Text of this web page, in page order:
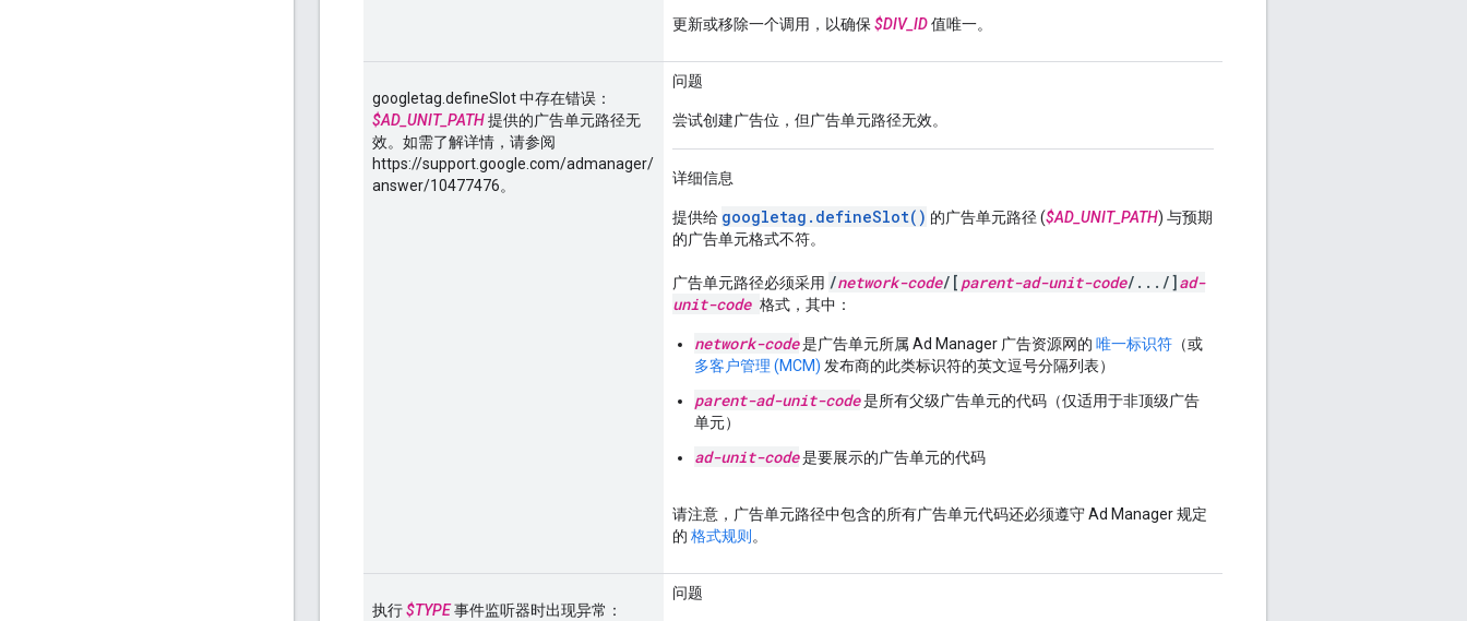
更新或移除一个调用，以确保 $DIV_ID值唯一。
googletag.defineSlot 中存在错误：
$AD_UNIT_PATH提供的广告单元路径无
效。如需了解详情，请参阅
https://support.google.com/admanager/
answer/10477476。
问题
尝试创建广告位，但广告单元路径无效。
详细信息
提供给 googletag.defineSlot() 的广告单元路径 ($AD_UNIT_PATH) 与预期
的广告单元格式不符。
广告单元路径必须采用 /network-code/[ parent-ad-unit-code/.../]ad-
unit-code 格式，其中：
network-code是广告单元所属 Ad Manager 广告资源网的 唯一标识符 （或
多客户管理 (MCM) 发布商的此类标识符的英文逗号分隔列表）
parent-ad-unit-code是所有父级广告单元的代码（仅适用于非顶级广告
单元）
ad-unit-code是要展示的广告单元的代码
请注意，广告单元路径中包含的所有广告单元代码还必须遵守 Ad Manager 规定
的 格式规则 。
执行$TYPE事件监听器时出现异常：
问题